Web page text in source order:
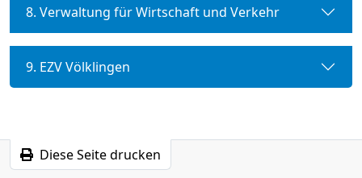
8. Verwaltung für Wirtschaft und Verkehr
9. EZV Völklingen
Diese Seite drucken